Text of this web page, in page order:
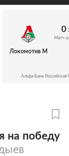
Локомотив М
0
Матч
Альфа-Банк Российская
на победу